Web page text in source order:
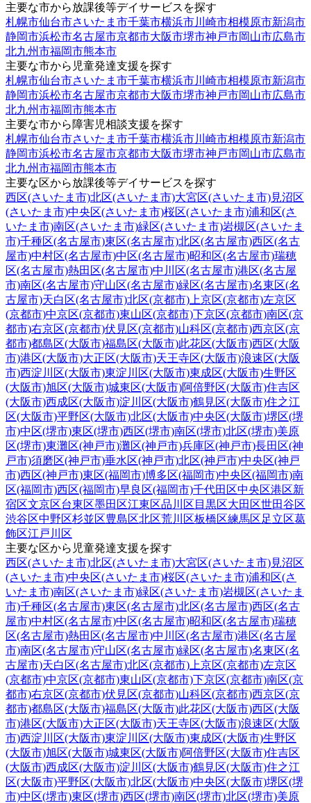
主要な市から放課後等デイサービスを探す
札幌市仙台市さいたま市千葉市横浜市川崎市相模原市新潟市
静岡市浜松市名古屋市京都市大阪市堺市神戸市岡山市広島市
北九州市福岡市熊本市
主要な市から児童発達支援を探す
札幌市仙台市さいたま市千葉市横浜市川崎市相模原市新潟市
静岡市浜松市名古屋市京都市大阪市堺市神戸市岡山市広島市
北九州市福岡市熊本市
主要な市から障害児相談支援を探す
札幌市仙台市さいたま市千葉市横浜市川崎市相模原市新潟市
静岡市浜松市名古屋市京都市大阪市堺市神戸市岡山市広島市
北九州市福岡市熊本市
主要な区から放課後等デイサービスを探す
西区(さいたま市)北区(さいたま市)大宮区(さいたま市)見沼区
(さいたま市)中央区(さいたま市)桜区(さいたま市)浦和区(さ
いたま市)南区(さいたま市)緑区(さいたま市)岩槻区(さいたま
市)千種区(名古屋市)東区(名古屋市)北区(名古屋市)西区(名古
屋市)中村区(名古屋市)中区(名古屋市)昭和区(名古屋市)瑞穂
区(名古屋市)熱田区(名古屋市)中川区(名古屋市)港区(名古屋
市)南区(名古屋市)守山区(名古屋市)緑区(名古屋市)名東区(名
古屋市)天白区(名古屋市)北区(京都市) 上京区(京都市)左京区
(京都市)中京区(京都市)東山区(京都市)下京区(京都市)南区(京
都市)右京区(京都市)伏見区(京都市)山科区(京都市)西京区(京
都市)都島区(大阪市)福島区(大阪市)此花区(大阪市)西区(大阪
市)港区(大阪市)大正区(大阪市)天王寺区(大阪市)浪速区(大阪
市)西淀川区(大阪市)東淀川区(大阪市)東成区(大阪市)生野区
(大阪市)旭区(大阪市)城東区(大阪市)阿倍野区(大阪市)住吉区
(大阪市)西成区(大阪市)淀川区(大阪市)鶴見区(大阪市)住之江
区(大阪市)平野区(大阪市)北区(大阪市)中央区(大阪市)堺区(堺
市)中区(堺市)東区(堺市)西区(堺市)南区(堺市)北区(堺市)美原
区(堺市)東灘区(神戸市)灘区(神戸市)兵庫区(神戸市)長田区(神
戸市)須磨区(神戸市)垂水区(神戸市)北区(神戸市)中央区(神戸
市)西区(神戸市)東区(福岡市)博多区(福岡市)中央区(福岡市)南
区(福岡市)西区(福岡市)早良区(福岡市)千代田区中央区港区新
宿区文京区台東区墨田区江東区品川区 目黒区大田区世田谷区
渋谷区中野区杉並区豊島区北区荒川区板橋区練馬区足立区葛
飾区江戸川区
主要な区から児童発達支援を探す
西区(さいたま市)北区(さいたま市)大宮区(さいたま市)見沼区
(さいたま市)中央区(さいたま市)桜区(さいたま市)浦和区(さ
いたま市)南区(さいたま市)緑区(さいたま市)岩槻区(さいたま
市)千種区(名古屋市)東区(名古屋市)北区(名古屋市)西区(名古
屋市)中村区(名古屋市)中区(名古屋市)昭和区(名古屋市)瑞穂
区(名古屋市)熱田区(名古屋市)中川区(名古屋市)港区(名古屋
市)南区(名古屋市)守山区(名古屋市)緑区(名古屋市)名東区(名
古屋市)天白区(名古屋市)北区(京都市) 上京区(京都市)左京区
(京都市)中京区(京都市)東山区(京都市)下京区(京都市)南区(京
都市)右京区(京都市)伏見区(京都市)山科区(京都市)西京区(京
都市)都島区(大阪市)福島区(大阪市)此花区(大阪市)西区(大阪
市)港区(大阪市)大正区(大阪市)天王寺区(大阪市)浪速区(大阪
市)西淀川区(大阪市)東淀川区(大阪市)東成区(大阪市)生野区
(大阪市)旭区(大阪市)城東区(大阪市)阿倍野区(大阪市)住吉区
(大阪市)西成区(大阪市)淀川区(大阪市)鶴見区(大阪市)住之江
区(大阪市)平野区(大阪市)北区(大阪市)中央区(大阪市)堺区(堺
市)中区(堺市)東区(堺市)西区(堺市)南区(堺市)北区(堺市)美原